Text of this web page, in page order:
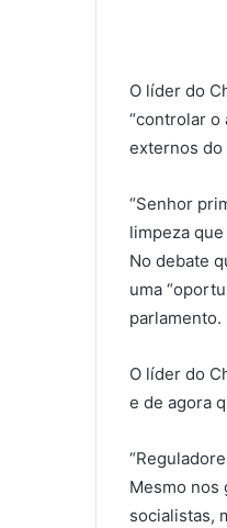
O líder do
“controlar o
externos do
“Senhor
limpeza
No debate
uma
parlamento.
O líder do
e de agora
Mesmo nos
socialistas,